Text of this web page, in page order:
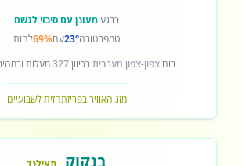
כרגעמעונן עם סיכוי לגשם
טמפרטורה23°עם69%לחות
רוח צפון-צפון מערביתבכיוון327מעלות
מזג האוויר בפריזתחזית לשבועיים
בנקוק,